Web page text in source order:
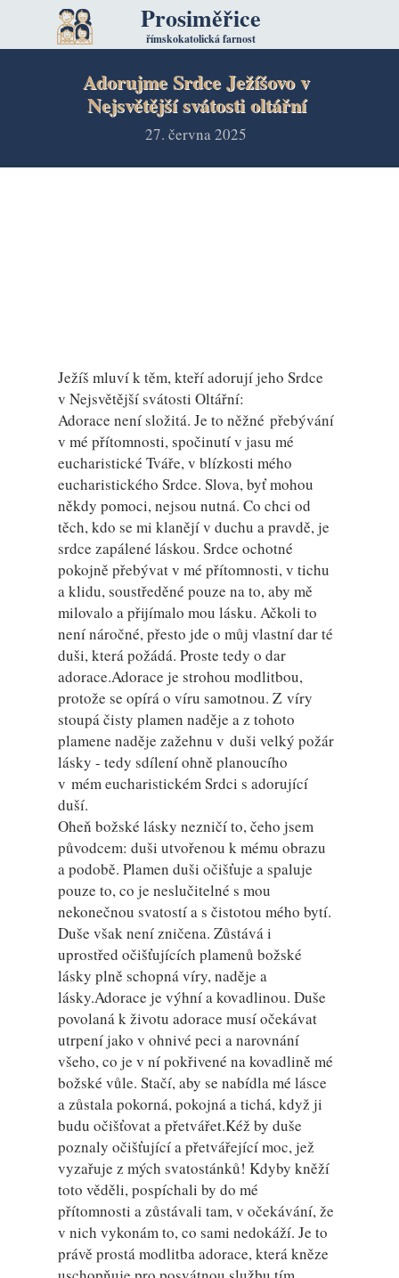
Prosiměřice
římskokatolická farnost
27. června 2025
Adorujme Srdce Ježíšovo v
Nejsvětější svátosti oltářní
Ježíš mluví k těm, kteří adorují jeho Srdce
v Nejsvětější svátosti Oltářní:
Adorace není složitá. Je to něžné přebývání
v mé přítomnosti, spočinutí v jasu mé
eucharistické Tváře, v blízkosti mého
eucharistického Srdce. Slova, byť mohou
někdy pomoci, nejsou nutná. Co chci od
těch, kdo se mi klanějí v duchu a pravdě, je
srdce zapálené láskou. Srdce ochotné
pokojně přebývat v mé přítomnosti, v tichu
a klidu, soustředěné pouze na to, aby mě
milovalo a přijímalo mou lásku. Ačkoli to
není náročné, přesto jde o můj vlastní dar té
duši, která požádá. Proste tedy o dar
adorace.Adorace je strohou modlitbou,
protože se opírá o víru samotnou. Z víry
stoupá čisty plamen naděje a z tohoto
plamene naděje zažehnu v duši velký požár
lásky - tedy sdílení ohně planoucího
v mém eucharistickém Srdci s adorující
duší.
Oheň božské lásky nezničí to, čeho jsem
původcem: duši utvořenou k mému obrazu
a podobě. Plamen duši očišťuje a spaluje
pouze to, co je neslučitelné s mou
nekonečnou svatostí a s čistotou mého bytí.
Duše však není zničena. Zůstává i
uprostřed očišťujících plamenů božské
lásky plně schopná víry, naděje a
lásky.Adorace je výhní a kovadlinou. Duše
povolaná k životu adorace musí očekávat
utrpení jako v ohnivé peci a narovnání
všeho, co je v ní pokřivené na kovadlině mé
božské vůle. Stačí, aby se nabídla mé lásce
a zůstala pokorná, pokojná a tichá, když ji
budu očišťovat a přetvářet.Kéž by duše
poznaly očišťující a přetvářející moc, jež
vyzařuje z mých svatostánků! Kdyby kněží
toto věděli, pospíchali by do mé
přítomnosti a zůstávali tam, v očekávání, že
v nich vykonám to, co sami nedokáží. Je to
právě prostá modlitba adorace, která kněze